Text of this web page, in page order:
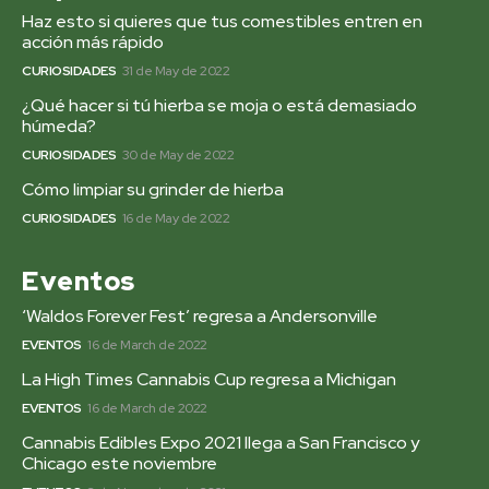
Haz esto si quieres que tus comestibles entren en
acción más rápido
CURIOSIDADES 31 de May de 2022
¿Qué hacer si tú hierba se moja o está demasiado
húmeda?
CURIOSIDADES 30 de May de 2022
Cómo limpiar su grinder de hierba
CURIOSIDADES 16 de May de 2022
Eventos
‘Waldos Forever Fest’ regresa a Andersonville
EVENTOS 16 de March de 2022
La High Times Cannabis Cup regresa a Michigan
EVENTOS 16 de March de 2022
Cannabis Edibles Expo 2021 llega a San Francisco y
Chicago este noviembre